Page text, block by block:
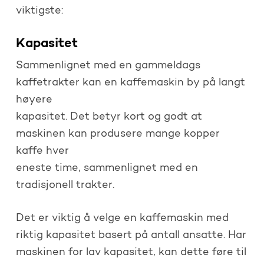
viktigste:
Kapasitet
Sammenlignet med en gammeldags
kaffetrakter kan en kaffemaskin by på langt
høyere
kapasitet. Det betyr kort og godt at
maskinen kan produsere mange kopper
kaffe hver
eneste time, sammenlignet med en
tradisjonell trakter.
Det er viktig å velge en kaffemaskin med
riktig kapasitet basert på antall ansatte. Har
maskinen for lav kapasitet, kan dette føre til